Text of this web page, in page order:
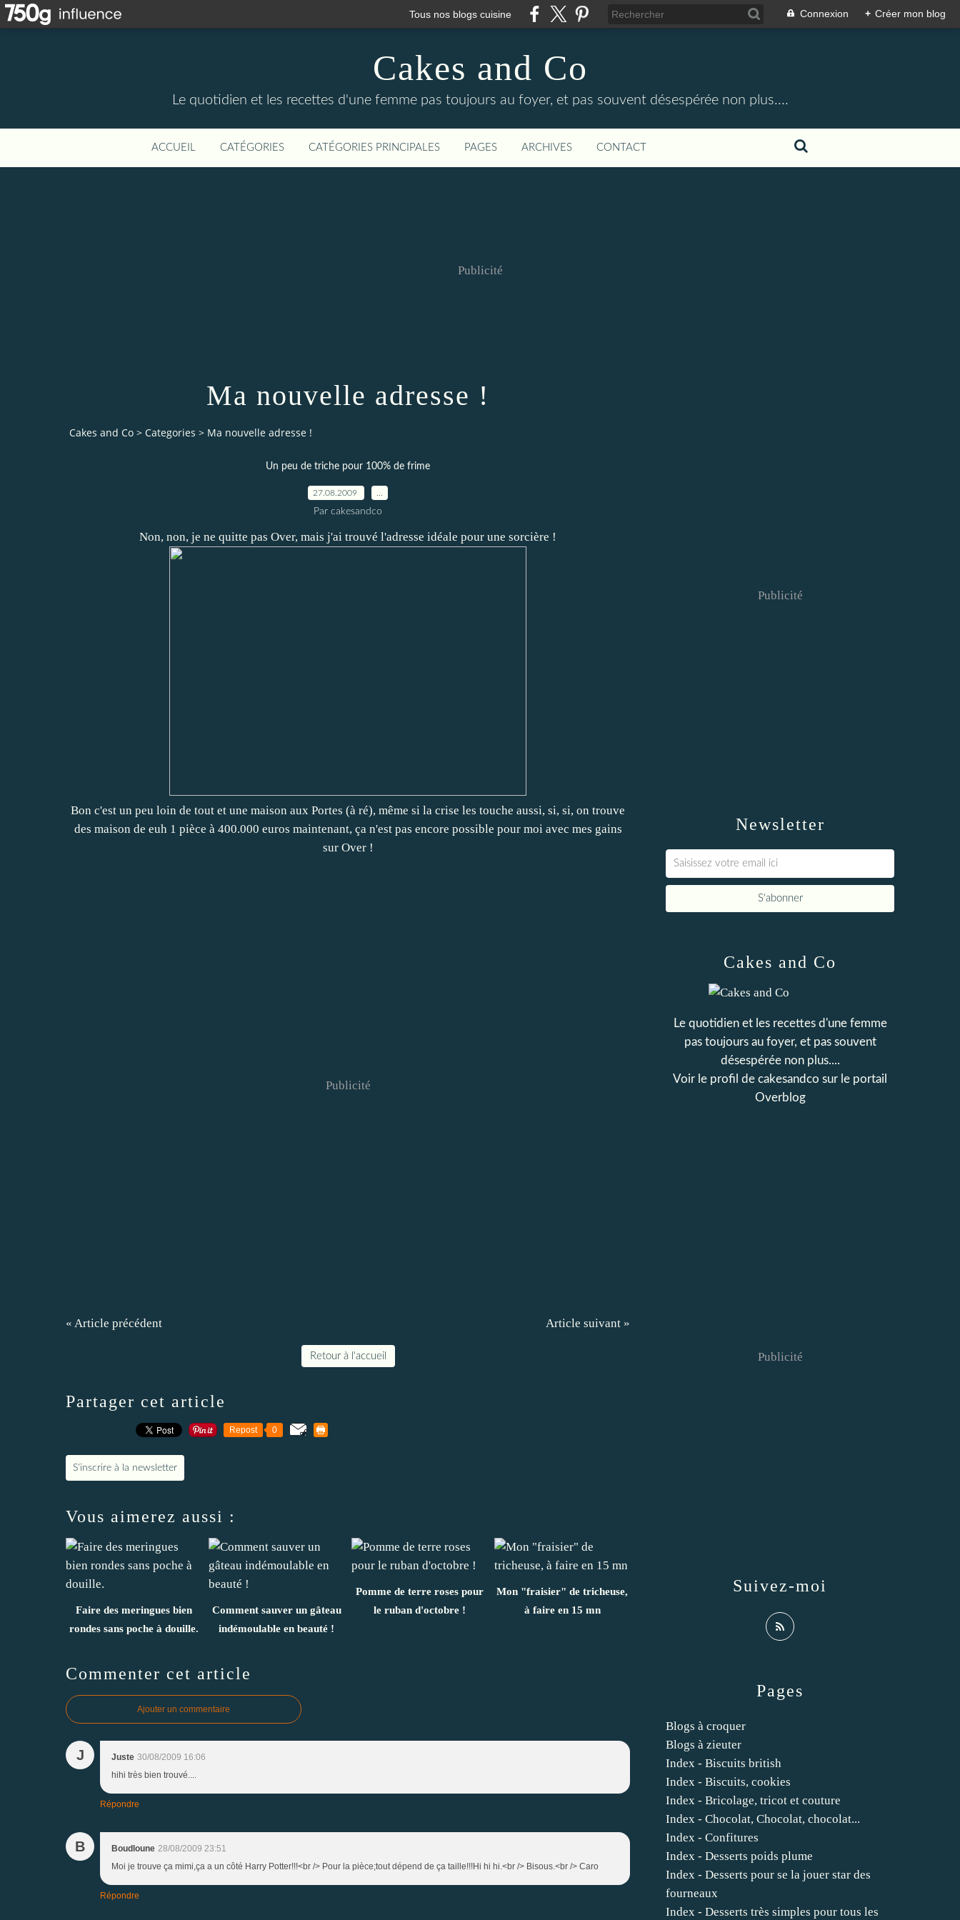
Tous nos blogs cuisine Connexion + Créer mon blog
Cakes and Co
Le quotidien et les recettes d'une femme pas toujours au foyer, et pas souvent désespérée non plus....
ACCUEIL CATÉGORIES CATÉGORIES PRINCIPALES PAGES ARCHIVES CONTACT
Publicité
Ma nouvelle adresse !
Cakes and Co > Categories > Ma nouvelle adresse !
Un peu de triche pour 100% de frime
27.08.2009
Par cakesandco
Non, non, je ne quitte pas Over, mais j'ai trouvé l'adresse idéale pour une sorcière !
Bon c'est un peu loin de tout et une maison aux Portes (à ré), même si la crise les touche aussi, si, si, on trouve
des maison de euh 1 pièce à 400.000 euros maintenant, ça n'est pas encore possible pour moi avec mes gains
sur Over !
Publicité
« Article précédent Article suivant »
Retour à l'accueil
Partager cet article
Repost 0
S'inscrire à la newsletter
Vous aimerez aussi :
Faire des meringues bien
rondes sans poche à douille.
Comment sauver un gâteau
indémoulable en beauté !
Pomme de terre roses pour
le ruban d'octobre !
Mon "fraisier" de tricheuse,
à faire en 15 mn
Commenter cet article
Ajouter un commentaire
J Juste 30/08/2009 16:06
hihi très bien trouvé....
Répondre
B Boudloune 28/08/2009 23:51
Moi je trouve ça mimi,ça a un côté Harry Potter!!!<br /> Pour la pièce;tout dépend de ça taille!!!Hi hi hi.<br /> Bisous.<br /> Caro
Répondre
Newsletter
Publicité
Pages
Blogs à croquer
Blogs à zieuter
Index - Biscuits british
Index - Biscuits, cookies
Index - Bricolage, tricot et couture
Index - Chocolat, Chocolat, chocolat...
Index - Confitures
Index - Desserts poids plume
Index - Desserts pour se la jouer star des
fourneaux
Index - Desserts très simples pour tous les
Cakes and Co
Le quotidien et les recettes d'une femme
pas toujours au foyer, et pas souvent
désespérée non plus....
Voir le profil de cakesandco sur le portail
Overblog
Suivez-moi
Publicité